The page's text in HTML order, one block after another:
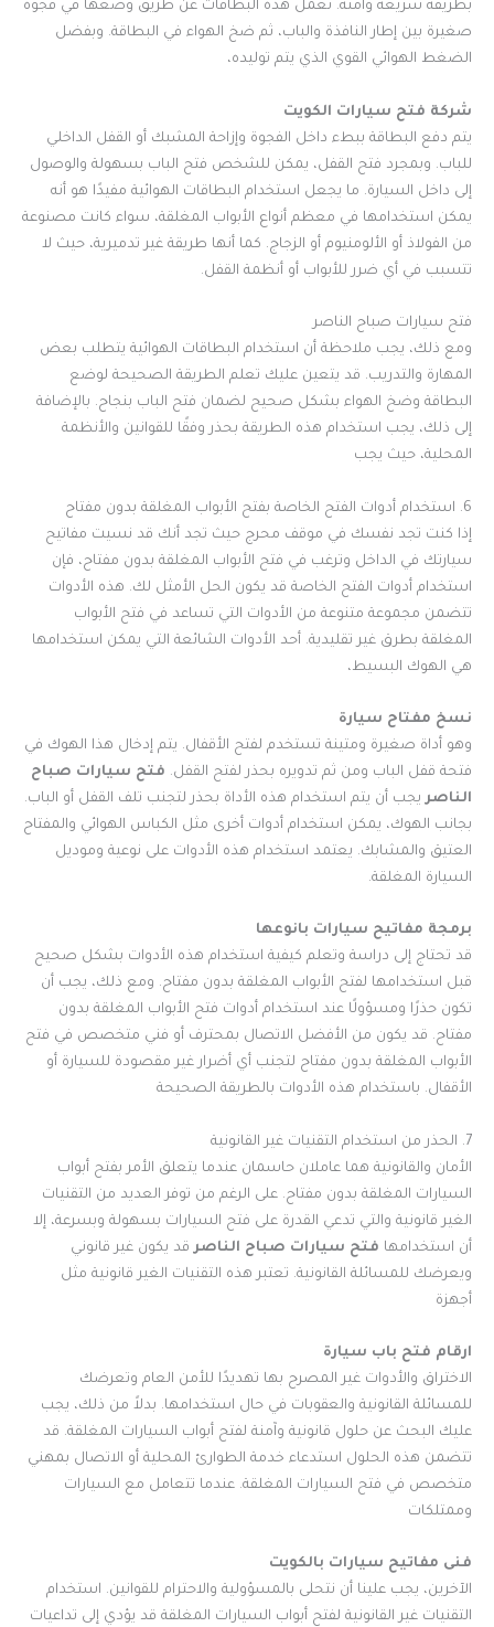
بطريقة سريعة وآمنة. تعمل هذه البطاقات عن طريق وضعها في فجوة
صغيرة بين إطار النافذة والباب، ثم ضخ الهواء في البطاقة. وبفضل
الضغط الهوائي القوي الذي يتم توليده،
شركة فتح سيارات الكويت
يتم دفع البطاقة ببطء داخل الفجوة وإزاحة المشبك أو القفل الداخلي
للباب. وبمجرد فتح القفل، يمكن للشخص فتح الباب بسهولة والوصول
إلى داخل السيارة. ما يجعل استخدام البطاقات الهوائية مفيدًا هو أنه
يمكن استخدامها في معظم أنواع الأبواب المغلقة، سواء كانت مصنوعة
من الفولاذ أو الألومنيوم أو الزجاج. كما أنها طريقة غير تدميرية، حيث لا
تتسبب في أي ضرر للأبواب أو أنظمة القفل.
فتح سيارات صباح الناصر
ومع ذلك، يجب ملاحظة أن استخدام البطاقات الهوائية يتطلب بعض
المهارة والتدريب. قد يتعين عليك تعلم الطريقة الصحيحة لوضع
البطاقة وضخ الهواء بشكل صحيح لضمان فتح الباب بنجاح. بالإضافة
إلى ذلك، يجب استخدام هذه الطريقة بحذر وفقًا للقوانين والأنظمة
المحلية، حيث يجب
6. استخدام أدوات الفتح الخاصة بفتح الأبواب المغلقة بدون مفتاح
إذا كنت تجد نفسك في موقف محرج حيث تجد أنك قد نسيت مفاتيح
سيارتك في الداخل وترغب في فتح الأبواب المغلقة بدون مفتاح، فإن
استخدام أدوات الفتح الخاصة قد يكون الحل الأمثل لك. هذه الأدوات
تتضمن مجموعة متنوعة من الأدوات التي تساعد في فتح الأبواب
المغلقة بطرق غير تقليدية. أحد الأدوات الشائعة التي يمكن استخدامها
هي الهوك البسيط،
نسخ مفتاح سيارة
وهو أداة صغيرة ومتينة تستخدم لفتح الأقفال. يتم إدخال هذا الهوك في
فتحة قفل الباب ومن ثم تدويره بحذر لفتح القفل. فتح سيارات صباح
الناصر يجب أن يتم استخدام هذه الأداة بحذر لتجنب تلف القفل أو الباب.
بجانب الهوك، يمكن استخدام أدوات أخرى مثل الكباس الهوائي والمفتاح
العتيق والمشابك. يعتمد استخدام هذه الأدوات على نوعية وموديل
السيارة المغلقة.
برمجة مفاتيح سيارات بانوعها
قد تحتاج إلى دراسة وتعلم كيفية استخدام هذه الأدوات بشكل صحيح
قبل استخدامها لفتح الأبواب المغلقة بدون مفتاح. ومع ذلك، يجب أن
تكون حذرًا ومسؤولًا عند استخدام أدوات فتح الأبواب المغلقة بدون
مفتاح. قد يكون من الأفضل الاتصال بمحترف أو فني متخصص في فتح
الأبواب المغلقة بدون مفتاح لتجنب أي أضرار غير مقصودة للسيارة أو
الأقفال. باستخدام هذه الأدوات بالطريقة الصحيحة
7. الحذر من استخدام التقنيات غير القانونية
الأمان والقانونية هما عاملان حاسمان عندما يتعلق الأمر بفتح أبواب
السيارات المغلقة بدون مفتاح. على الرغم من توفر العديد من التقنيات
الغير قانونية والتي تدعي القدرة على فتح السيارات بسهولة وبسرعة، إلا
أن استخدامها فتح سيارات صباح الناصر قد يكون غير قانوني
ويعرضك للمسائلة القانونية. تعتبر هذه التقنيات الغير قانونية مثل
أجهزة
ارقام فتح باب سيارة
الاختراق والأدوات غير المصرح بها تهديدًا للأمن العام وتعرضك
للمسائلة القانونية والعقوبات في حال استخدامها. بدلاً من ذلك، يجب
عليك البحث عن حلول قانونية وآمنة لفتح أبواب السيارات المغلقة. قد
تتضمن هذه الحلول استدعاء خدمة الطوارئ المحلية أو الاتصال بمهني
متخصص في فتح السيارات المغلقة. عندما تتعامل مع السيارات
وممتلكات
فنى مفاتيح سيارات بالكويت
الآخرين، يجب علينا أن نتحلى بالمسؤولية والاحترام للقوانين. استخدام
التقنيات غير القانونية لفتح أبواب السيارات المغلقة قد يؤدي إلى تداعيات